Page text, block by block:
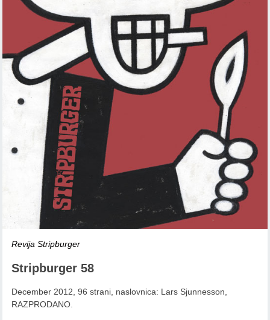
Revija Stripburger
Stripburger 58
December 2012, 96 strani, naslovnica: Lars Sjunnesson,
RAZPRODANO.